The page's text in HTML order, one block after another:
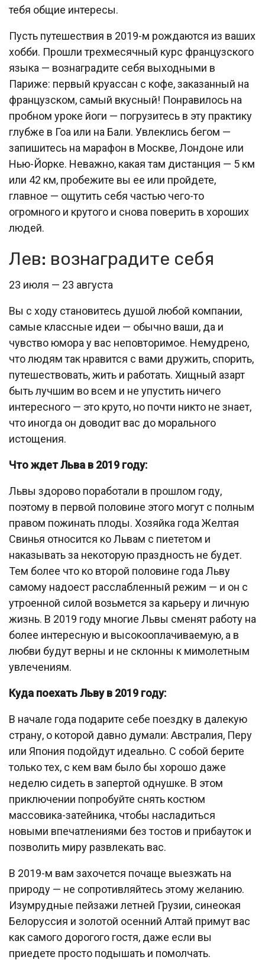
тебя общие интересы.
Пусть путешествия в 2019-м рождаются из ваших
хобби. Прошли трехмесячный курс французского
языка — вознаградите себя выходными в
Париже: первый круассан с кофе, заказанный на
французском, самый вкусный! Понравилось на
пробном уроке йоги — погрузитесь в эту практику
глубже в Гоа или на Бали. Увлеклись бегом —
запишитесь на марафон в Москве, Лондоне или
Нью-Йорке. Неважно, какая там дистанция — 5 км
или 42 км, пробежите вы ее или пройдете,
главное — ощутить себя частью чего-то
огромного и крутого и снова поверить в хороших
людей.
Лев: вознаградите себя
23 июля — 23 августа
Вы с ходу становитесь душой любой компании,
самые классные идеи — обычно ваши, да и
чувство юмора у вас неповторимое. Немудрено,
что людям так нравится с вами дружить, спорить,
путешествовать, жить и работать. Хищный азарт
быть лучшим во всем и не упустить ничего
интересного — это круто, но почти никто не знает,
что иногда он доводит вас до морального
истощения.
Что ждет Льва в 2019 году:
Львы здорово поработали в прошлом году,
поэтому в первой половине этого могут с полным
правом пожинать плоды. Хозяйка года Желтая
Свинья относится ко Львам с пиететом и
наказывать за некоторую праздность не будет.
Тем более что ко второй половине года Льву
самому надоест расслабленный режим — и он с
утроенной силой возьмется за карьеру и личную
жизнь. В 2019 году многие Львы сменят работу на
более интересную и высокооплачиваемую, а в
любви будут верны и не склонны к мимолетным
увлечениям.
Куда поехать Льву в 2019 году:
В начале года подарите себе поездку в далекую
страну, о которой давно думали: Австралия, Перу
или Япония подойдут идеально. С собой берите
только тех, с кем вам было бы хорошо даже
неделю сидеть в запертой однушке. В этом
приключении попробуйте снять костюм
массовика-затейника, чтобы насладиться
новыми впечатлениями без тостов и прибауток и
позволить миру развлекать вас.
В 2019-м вам захочется почаще выезжать на
природу — не сопротивляйтесь этому желанию.
Изумрудные пейзажи летней Грузии, синеокая
Белоруссия и золотой осенний Алтай примут вас
как самого дорогого гостя, даже если вы
приедете просто подышать и помолчать.